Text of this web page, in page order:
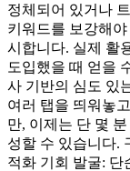
정체되어 있거나
키워드를 보강해
시합니다. 실제 활
도입했을 때 얻을
사 기반의 심도 있
여러 탭을 띄워놓
만, 이제는 단 몇
성할 수 있습니다.
적화 기회 발굴: 단